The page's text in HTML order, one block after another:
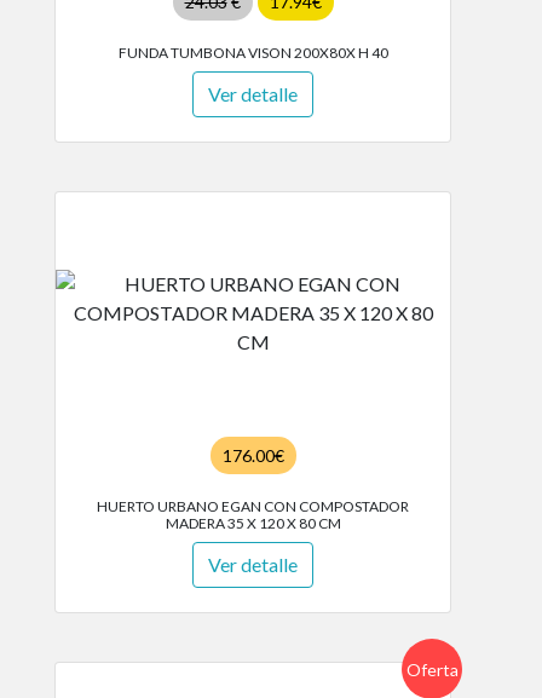
FUNDA TUMBONA VISON 200X80X H 40
Ver detalle
176.00€
HUERTO URBANO EGAN CON COMPOSTADOR
MADERA 35 X 120 X 80 CM
Ver detalle
Oferta